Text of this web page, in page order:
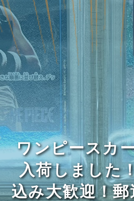
ワンピースカ
入荷しました
込み大歓迎！